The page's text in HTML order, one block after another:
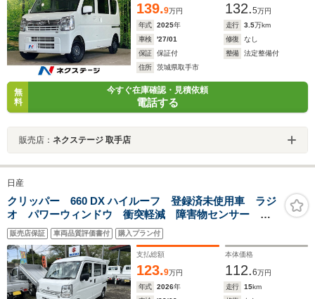
139.9万円 132.5万円
年式
2025年 走行 3.5万km
車検
'27/01 修復
なし
保証
保証付 整備
法定整備付
住所
茨城県取手市
無
料
今すぐ在庫確認・見積依頼
電話する
販売店： ネクステージ 取手店
日産
クリッパー 660 DX ハイルーフ 登録済未使用車 ラジ
オ パワーウィンドウ 衝突軽減 障害物センサー ア
イドリングストップ Wエアバッグ 横滑り防止装置
ABA パワステ エアコン キーレス1 板キー1
販売店保証 車両品質評価書付 購入プラン付
支払総額
123.9万円
本体価格
112.6万円
年式
2026年 走行 15km